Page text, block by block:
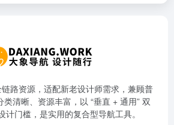
路资源，适配新老设计师需求，兼顾普
清晰、资源丰富，以 “垂直 + 通用” 双
计门槛，是实用的复合型导航工具。